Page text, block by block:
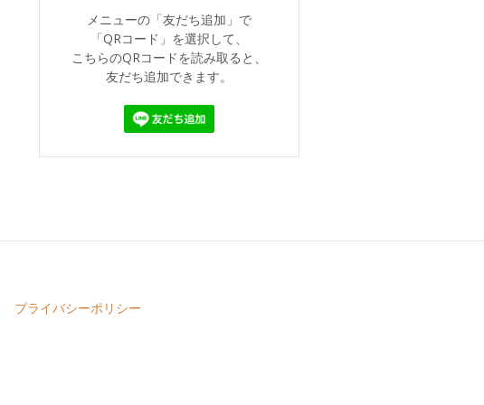
メニューの「友だち追加」で
「QRコード」を選択して、
こちらのQRコードを読み取ると、
友だち追加できます。
プライバシーポリシー